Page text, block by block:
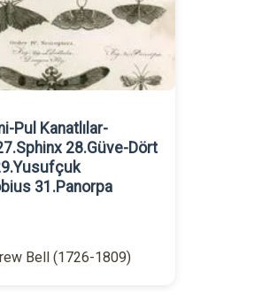
Pul Kanatlılar-
28.Güve-Dört
31.Panorpa
Bell (1726-1809)